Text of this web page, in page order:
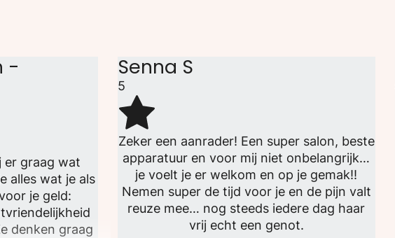
-
er graag wat
alles wat je als
je geld:
denken graag
Senna S
5
Zeker een aanrader! Een super salon, beste
apparatuur en voor mij niet onbelangrijk…
je voelt je er welkom en op je gemak!!
Nemen super de tijd voor je en de pijn valt
reuze mee… nog steeds iedere dag haar
vrij echt een genot.